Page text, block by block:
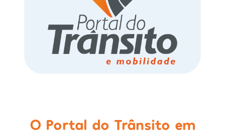
O Portal do Trânsito em